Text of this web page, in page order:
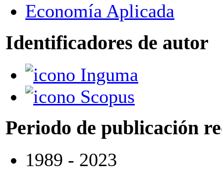
Economía Aplicada
Identificadores de autor
Inguma
Scopus
Periodo de publicación
1989 - 2023